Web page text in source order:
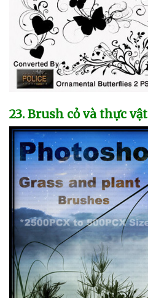
23. Brush cỏvà thực vật